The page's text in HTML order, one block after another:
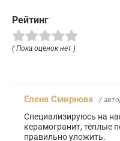
Рейтинг
( Пока оценок нет )
Елена Смирнова /
Специализируюсь на
керамогранит, тёплые
правильно уложить.